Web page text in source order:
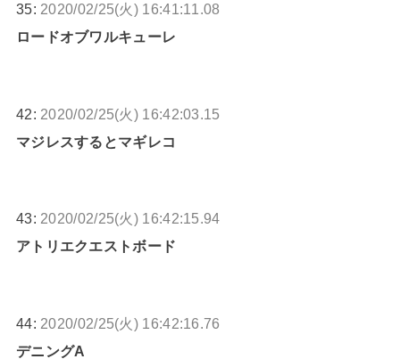
35: 2020/02/25(火) 16:41:11.08
ロードオブワルキューレ
42: 2020/02/25(火) 16:42:03.15
マジレスするとマギレコ
43: 2020/02/25(火) 16:42:15.94
アトリエクエストボード
44: 2020/02/25(火) 16:42:16.76
デニングA